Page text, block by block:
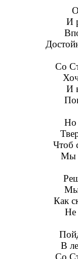
И
Со
И
Но
Чтоб
Мы
Мы
Как
Не
В
Со